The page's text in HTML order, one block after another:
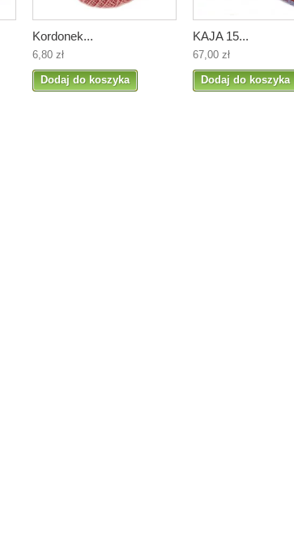
Kordonek...
6,80 zł
Dodaj do koszyka
KAJA 15...
67,00 zł
Dodaj do koszyka